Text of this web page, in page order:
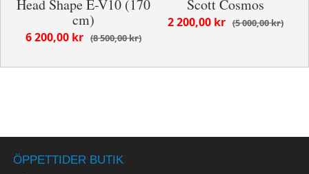
Head Shape E-V10 (170
cm)
8 500,00 kr
6 200,00 kr
Scott Cosmos
5 000,00 kr
2 200,00 kr
ÖPPETTIDER BUTIK